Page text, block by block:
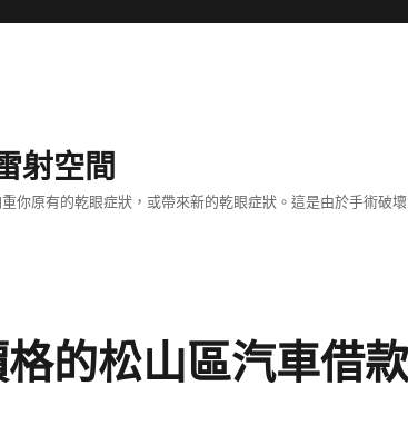
射空間
你原有的乾眼症狀，或帶來新的乾眼症狀。這是由於手術破
的松山區汽車借